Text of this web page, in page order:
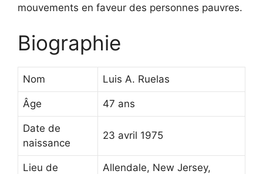
mouvements en faveur des personnes pauvres.
Biographie
Nom Luis A. Ruelas
Âge 47 ans
Date de
naissance
23 avril 1975
Lieu de
Allendale, New Jersey,